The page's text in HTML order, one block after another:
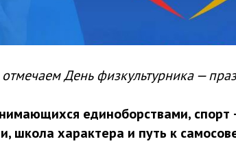
День физкультурника —
единоборствами, спорт
школа характера и путь к